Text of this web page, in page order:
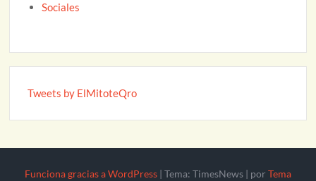
Sociales
Tweets by ElMitoteQro
Funciona gracias a WordPress | Tema: TimesNews | por Tema